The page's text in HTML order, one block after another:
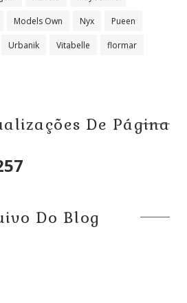
Models Own Nyx Pueen
Urbanik Vitabelle flormar
De Página
Do Blog